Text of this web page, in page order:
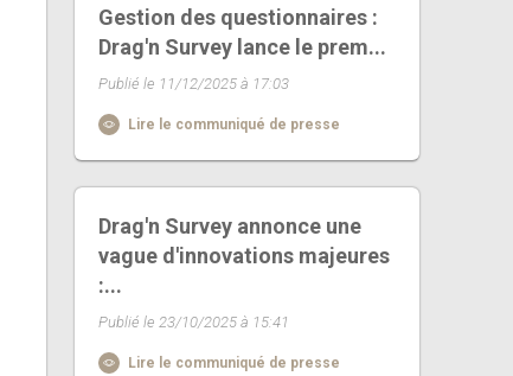
Gestion des questionnaires :
Drag'n Survey lance le prem...
Publié le 11/12/2025 à 17:03
Lire le communiqué de presse
Drag'n Survey annonce une
vague d'innovations majeures
:...
Publié le 23/10/2025 à 15:41
Lire le communiqué de presse